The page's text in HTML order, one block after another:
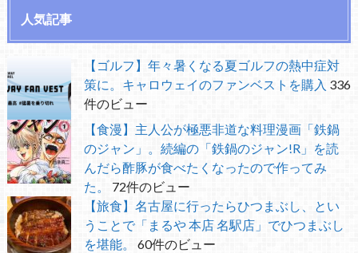
人気記事
【ゴルフ】年々暑くなる夏ゴルフの熱中症対
策に。キャロウェイのファンベストを購入 336
件のビュー
【食漫】主人公が極悪非道な料理漫画「鉄鍋
のジャン」。続編の「鉄鍋のジャン!R」を読
んだら酢豚が食べたくなったので作ってみ
た。
72件のビュー
【旅食】名古屋に行ったらひつまぶし、とい
うことで「まるや 本店 名駅店」でひつまぶし
を堪能。
60件のビュー